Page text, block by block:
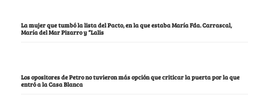
La mujer que tumbó la lista del Pacto, en la que estaba María Fda. Carrascal,
María del Mar Pizarro y “Lalis
Los opositores de Petro no tuvieron más opción que criticar la puerta por la que
entró a la Casa Blanca